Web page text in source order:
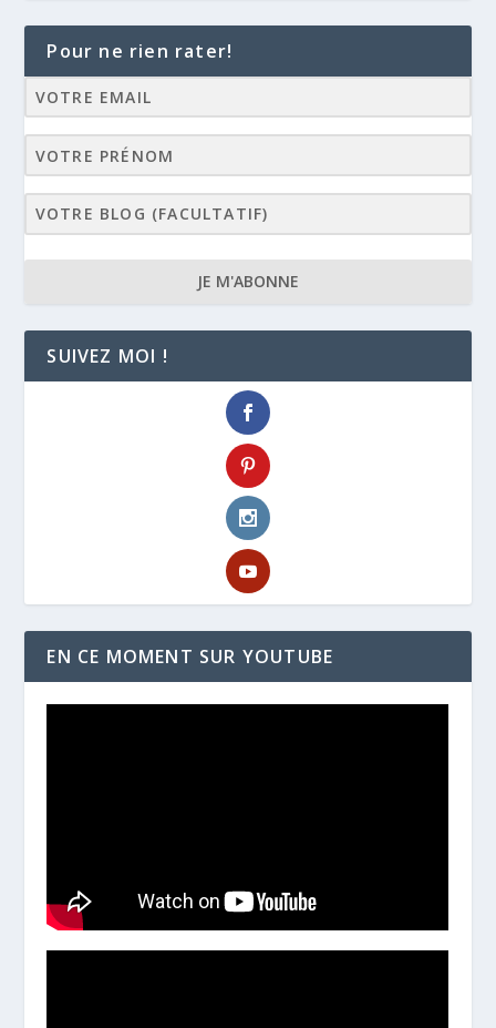
Pour ne rien rater!
JE M'ABONNE
SUIVEZ MOI !
EN CE MOMENT SUR YOUTUBE